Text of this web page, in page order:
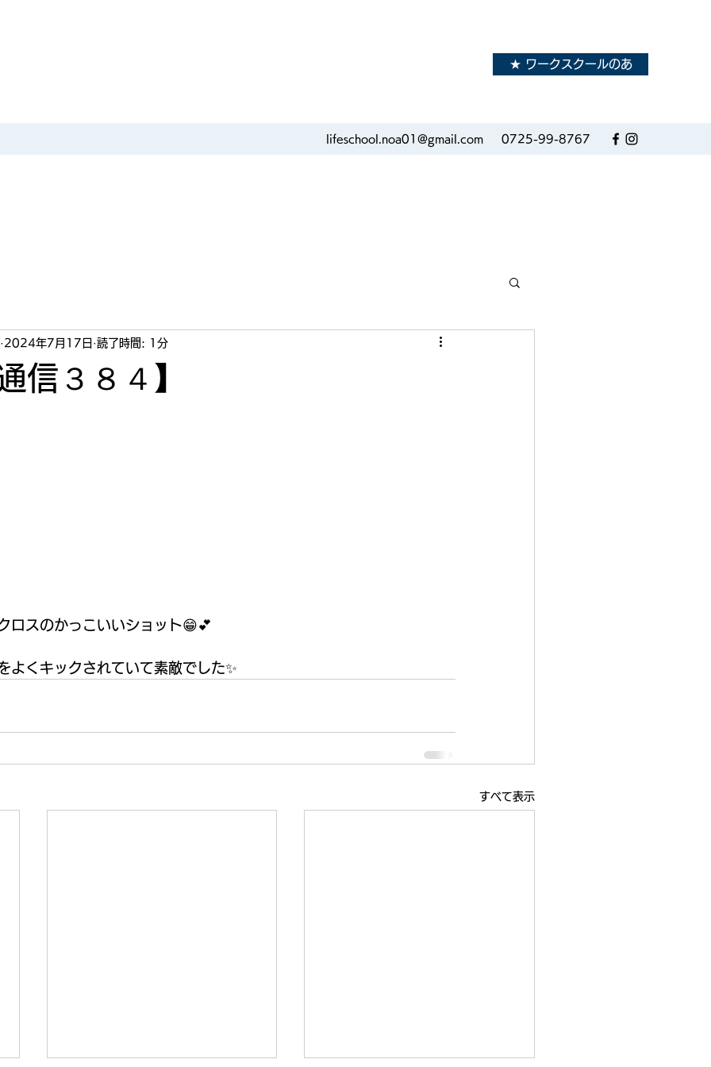
★ ワークスクールのあ
lifeschool.noa01@gmail.com 0725-99-8767
信３８４】
2024年7月17日 読了時間: 1分
ロスのかっこいいショット😁💕
よくキックされていて素敵でした✨
すべて表示